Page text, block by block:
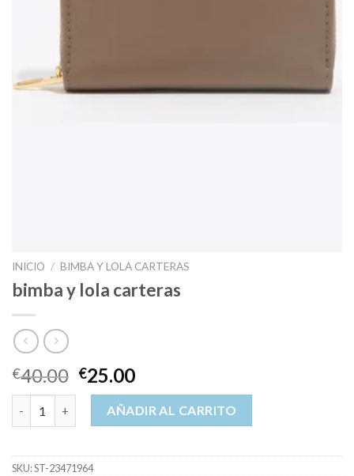
INICIO / BIMBA Y LOLA CARTERAS
bimba y lola carteras
€40.00 €25.00
bimba y lola carteras cantidadAÑADIR AL CARRITO
SKU:ST-23471964